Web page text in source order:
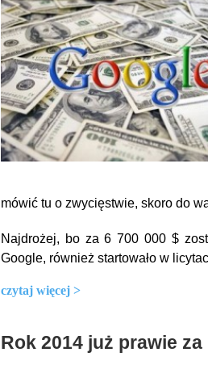
mówić tu o zwycięstwie, skoro do
Najdrożej, bo za 6 700 000 $
Google, również startowało w
czytaj więcej >
Rok 2014 już prawie